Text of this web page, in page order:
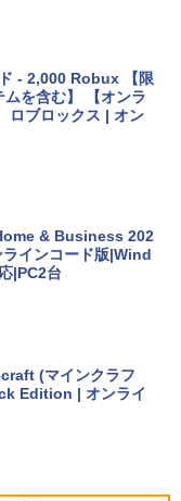
Air M5チップ搭載
ク：AIとApple Intell
ファイドメモリ、1
- 2,000 Robux 【限
を含む】 【オンラ
ロブロックス | オン
& Business 202
インコード版|Wind
|PC2台
(マインクラフ
Edition | オンライ